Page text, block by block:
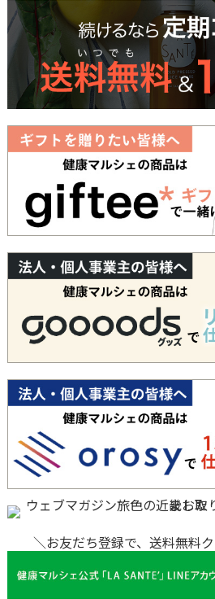
＼お友だち登録で、送料無料